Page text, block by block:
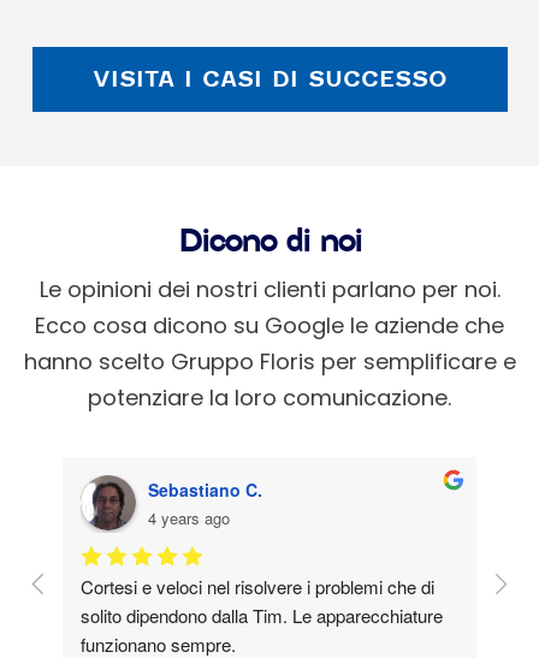
VISITA I CASI DI SUCCESSO
Dicono di noi
Le opinioni dei nostri clienti parlano per noi.
Ecco cosa dicono su Google le aziende che
hanno scelto Gruppo Floris per semplificare e
potenziare la loro comunicazione.
Sebastiano C.
4 years ago
Cortesi e veloci nel risolvere i problemi che di
solito dipendono dalla Tim. Le apparecchiature
funzionano sempre.